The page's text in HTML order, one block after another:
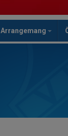
Arrangemang